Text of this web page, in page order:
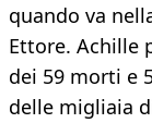
quando va
Ettore. Achille
dei 59 morti e
delle migliaia